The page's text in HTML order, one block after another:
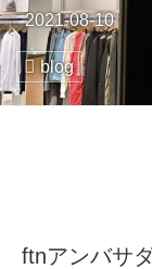
2021-08-10
blog
ftnアンバサ